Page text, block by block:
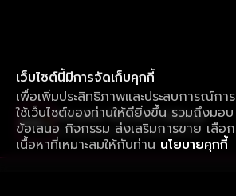
เว็บไซต์นี้มีการจัดเก็บคุกกี้
เพื่อเพิ่มประสิทธิภาพและประสบการณ์การ
ใช้เว็บไซต์ของท่านให้ดียิ่งขึ้น รวมถึงมอบ
ข้อเสนอ กิจกรรม ส่งเสริมการขาย เลือก
เนื้อหาที่เหมาะสมให้กับท่าน นโยบายคุกกี้
ใช้งานแอป ลื่นไหลกว่า ไม่มีสะดุด
ดาวน์โหลดแอปเพื่อการรับชมที่ดีกว่า